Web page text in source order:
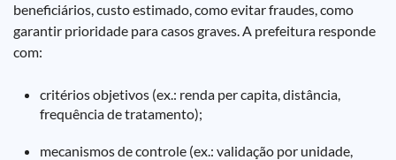
beneficiários, custo estimado, como evitar fraudes, como
garantir prioridade para casos graves. A prefeitura responde
com:
critérios objetivos (ex.: renda per capita, distância,
frequência de tratamento);
mecanismos de controle (ex.: validação por unidade,